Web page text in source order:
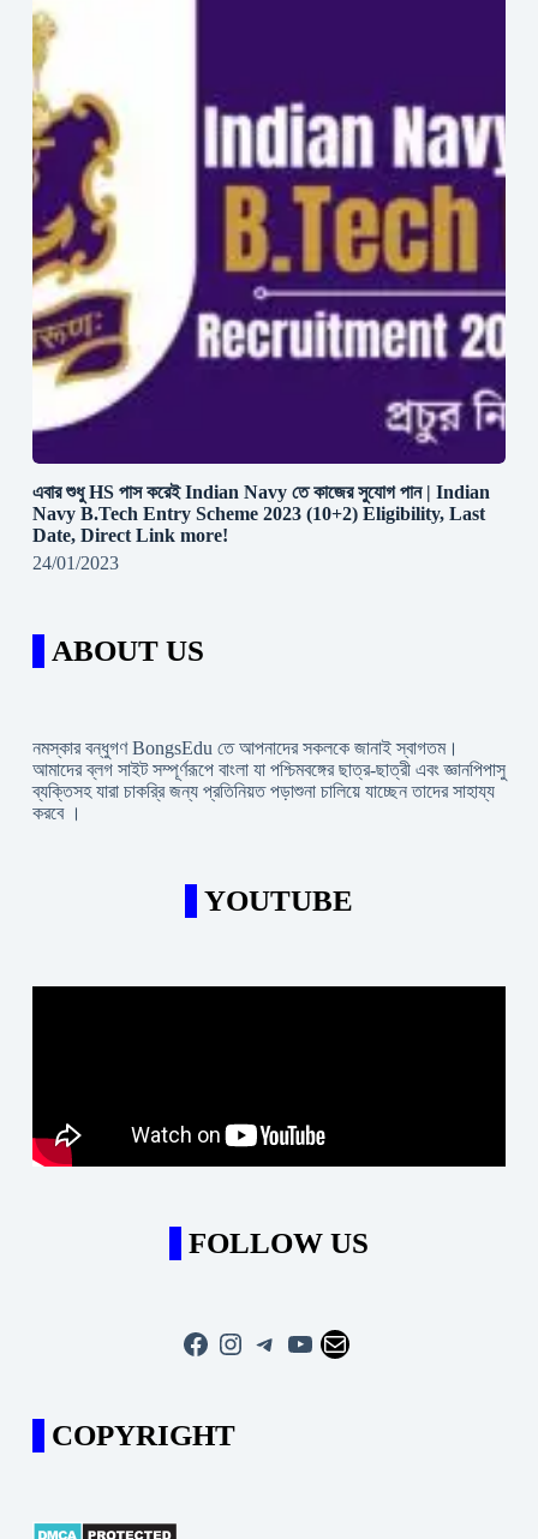
এবার শুধু HS পাস করেই Indian Navy তে কাজের সুযোগ পান | Indian
Navy B.Tech Entry Scheme 2023 (10+2) Eligibility, Last
Date, Direct Link more!
24/01/2023
ABOUT US
নমস্কার বন্ধুগণ BongsEdu তে আপনাদের সকলকে জানাই স্বাগতম।
আমাদের ব্লগ সাইট সম্পূর্ণরূপে বাংলা যা পশ্চিমবঙ্গের ছাত্র-ছাত্রী এবং জ্ঞানপিপাসু
ব্যক্তিসহ যারা চাকরি্র জন্য প্রতিনিয়ত পড়াশুনা চালিয়ে যাচ্ছেন তাদের সাহায্য
করবে ।
YOUTUBE
FOLLOW US
Facebook
Instagram
Telegram
YouTube
Mail
COPYRIGHT